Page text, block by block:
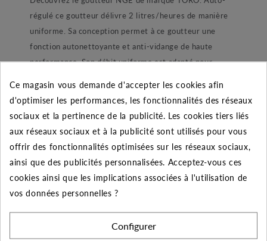
régulé ce goutteur délivre 2 litres/heures de manière
uniforme. Sa conception permet à ce goutteur une
fonction autonettoyante et anti-vidange de haute
performance. Son débit uniforme est adapté pour
topographiques difficiles. En effet, il délivre un débit
régulé de 2 l/h sur une plage de pressions comprise
entre 1 et 4 bars. Sa membrane participe à la fonction
d’auto nettoyage pendant et à la fermeture du goutteur.
Egalement elle permet une fermeture parfaite du
goutteur à 0.2 bar permettant ainsi une anti vidange
performante.
Le goutteur NGE de TORO est identifié par
Ce magasin vous demande d'accepter les cookies afin
d'optimiser les performances, les fonctionnalités des réseaux
sociaux et la pertinence de la publicité. Les cookies tiers liés
aux réseaux sociaux et à la publicité sont utilisés pour vous
offrir des fonctionnalités optimisées sur les réseaux sociaux,
ainsi que des publicités personnalisées. Acceptez-vous ces
cookies ainsi que les implications associées à l'utilisation de
vos données personnelles ?
Configurer